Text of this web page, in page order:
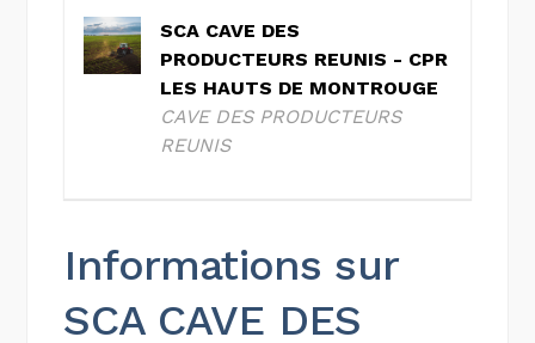
SCA CAVE DES
PRODUCTEURS REUNIS - CPR
LES HAUTS DE MONTROUGE
CAVE DES PRODUCTEURS
REUNIS
Informations sur
SCA CAVE DES